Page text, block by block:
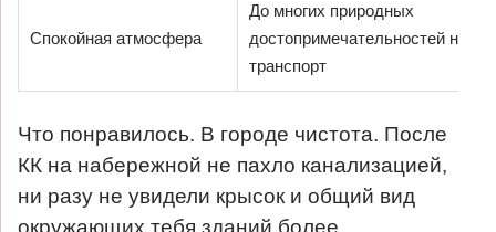
Спокойная атмосфера
До многих природных
достопримечательностей нужен
транспорт
Что понравилось. В городе чистота. После
КК на набережной не пахло канализацией,
ни разу не увидели крысок и общий вид
окружающих тебя зданий более